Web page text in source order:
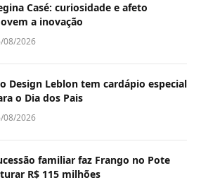
Casé: curiosidade e afeto
a inovação
08/2026
Design Leblon tem cardápio especial
o Dia dos Pais
08/2026
familiar faz Frango no Pote
R$ 115 milhões